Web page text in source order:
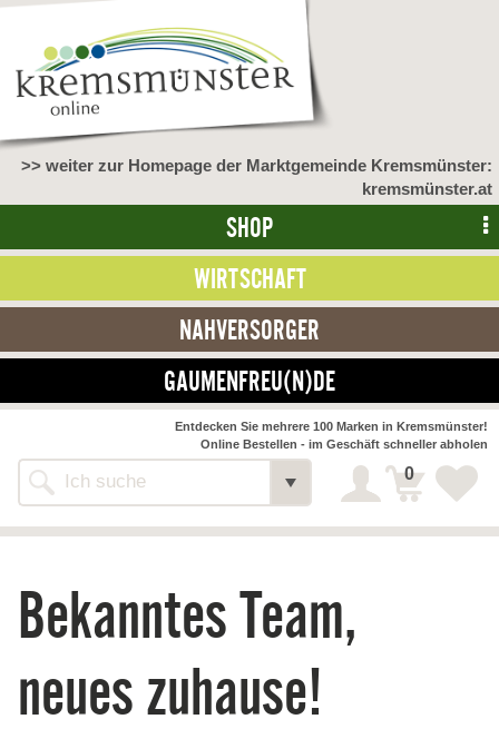
>> weiter zur Homepage der Marktgemeinde Kremsmünster:
kremsmünster.at
SHOP
WIRTSCHAFT
NAHVERSORGER
GAUMENFREU(N)DE
Alle Webseiten
Entdecken Sie mehrere 100 Marken in Kremsmünster!
Online Bestellen - im Geschäft schneller abholen
0
Bekanntes Team,
neues zuhause!